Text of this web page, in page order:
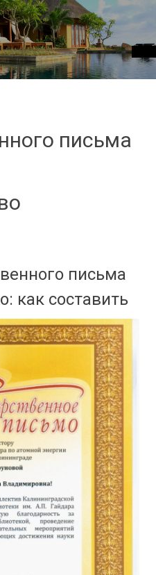
письма
письма
как составить